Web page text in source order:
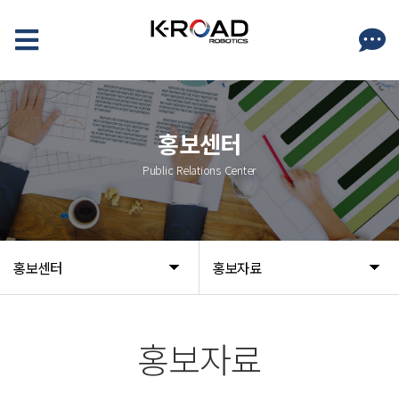
홍보센터 홍보자료
홍보센터
Public Relations Center
홍보자료